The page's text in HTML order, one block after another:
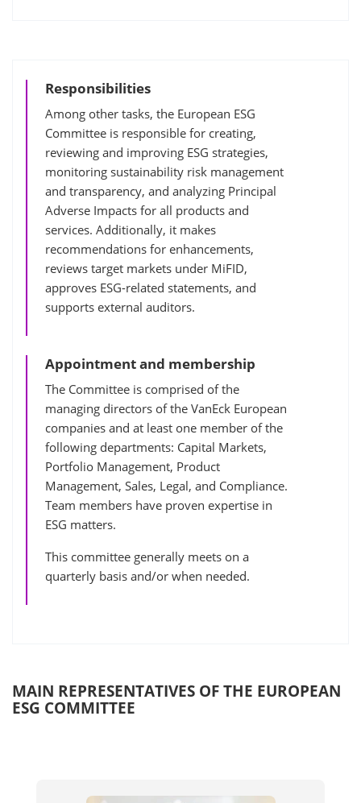
Responsibilities
Among other tasks, the European ESG
Committee is responsible for creating,
reviewing and improving ESG strategies,
monitoring sustainability risk management
and transparency, and analyzing Principal
Adverse Impacts for all products and
services. Additionally, it makes
recommendations for enhancements,
reviews target markets under MiFID,
approves ESG-related statements, and
supports external auditors.
Appointment and membership
The Committee is comprised of the
managing directors of the VanEck European
companies and at least one member of the
following departments: Capital Markets,
Portfolio Management, Product
Management, Sales, Legal, and Compliance.
Team members have proven expertise in
ESG matters.
This committee generally meets on a
quarterly basis and/or when needed.
MAIN REPRESENTATIVES OF THE EUROPEAN
ESG COMMITTEE